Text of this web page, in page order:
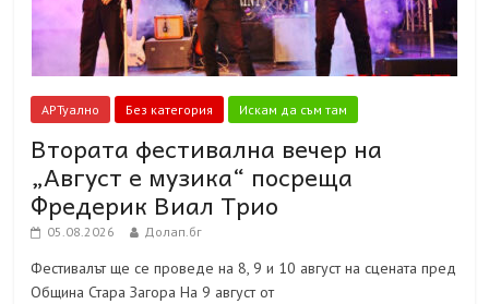
АРТуално Без категория Искам да съм там
Втората фестивална вечер на
„Август е музика“ посреща
Фредерик Виал Трио
05.08.2026 Долап.бг
Фестивалът ще се проведе на 8, 9 и 10 август на сцената пред
Община Стара Загора На 9 август от